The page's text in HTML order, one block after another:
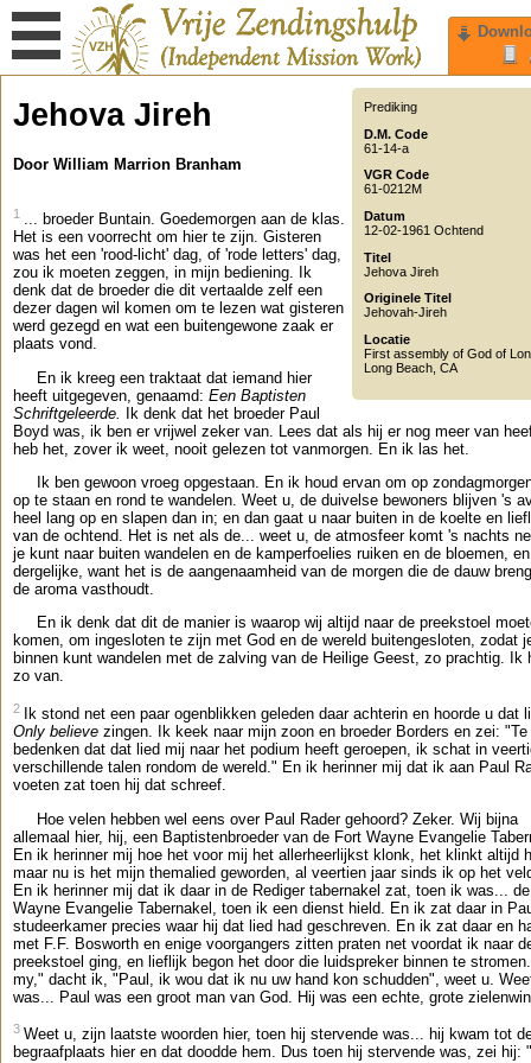
Prediking
D.M. Code
61-14-a
VGR Code
61-0212M
Datum
12-02-1961 Ochtend
Titel
Jehova Jireh
Originele Titel
Jehovah-Jireh
Locatie
First assembly of God of
Long Beach CA
Jehova Jireh
Door William Marrion Branham
1 ... broeder Buntain. Goedemorgen aan de klas.
Het is een voorrecht om hier te zijn. Gisteren
was het een 'rood-licht' dag, of 'rode letters' dag,
zou ik moeten zeggen, in mijn bediening. Ik
denk dat de broeder die dit vertaalde zelf een
dezer dagen wil komen om te lezen wat gisteren
werd gezegd en wat een buitengewone zaak er
plaats vond.
En ik kreeg een traktaat dat iemand hier
heeft uitgegeven, genaamd: Een Baptisten
Schriftgeleerde.
Ik denk dat het broeder Paul
Boyd was, ik ben er vrijwel zeker van. Lees dat als hij er nog meer van
heb het, zover ik weet, nooit gelezen tot vanmorgen. En ik las het.
Ik ben gewoon vroeg opgestaan. En ik houd ervan om op
op te staan en rond te wandelen. Weet u, de duivelse bewoners blijven 's
heel lang op en slapen dan in; en dan gaat u naar buiten in de koelte en
van de ochtend. Het is net als de... weet u, de atmosfeer komt 's nachts
je kunt naar buiten wandelen en de kamperfoelies ruiken en de bloemen, en
dergelijke, want het is de aangenaamheid van de morgen die de dauw
de aroma vasthoudt.
En ik denk dat dit de manier is waarop wij altijd naar de preekstoel
komen, om ingesloten te zijn met God en de wereld buitengesloten, zodat
binnen kunt wandelen met de zalving van de Heilige Geest, zo prachtig. Ik
zo van.
2
Ik stond net een paar ogenblikken geleden daar achterin en hoorde u dat
Only believe zingen. Ik keek naar mijn zoon en broeder Borders en zei: "Te
bedenken dat dat lied mij naar het podium heeft geroepen, ik schat in
verschillende talen rondom de wereld." En ik herinner mij dat ik aan Paul
voeten zat toen hij dat schreef.
Hoe velen hebben wel eens over Paul Rader gehoord? Zeker. Wij bijna
allemaal hier, hij, een Baptistenbroeder van de Fort Wayne Evangelie
En ik herinner mij hoe het voor mij het allerheerlijkst klonk, het klinkt altijd
maar nu is het mijn themalied geworden, al veertien jaar sinds ik op het
En ik herinner mij dat ik daar in de Rediger tabernakel zat, toen ik was...
Wayne Evangelie Tabernakel, toen ik een dienst hield. En ik zat daar in
studeerkamer precies waar hij dat lied had geschreven. En ik zat daar en
met F.F. Bosworth en enige voorgangers zitten praten net voordat ik naar
preekstoel ging, en lieflijk begon het door die luidspreker binnen te
my," dacht ik, "Paul, ik wou dat ik nu uw hand kon schudden", weet u.
was... Paul was een groot man van God. Hij was een echte, grote
3 Weet u, zijn laatste woorden hier, toen hij stervende was... hij kwam tot
begraafplaats hier en dat doodde hem. Dus toen hij stervende was, zei hij: